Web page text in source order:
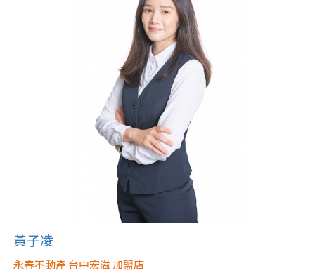
黃子凌
永春不動產 台中宏溢 加盟店